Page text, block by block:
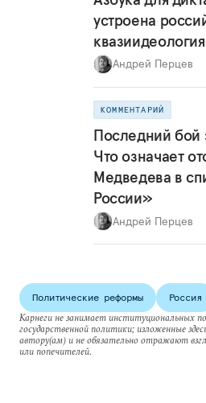
устроена
квазиидеология
Андрей Перцев
КОММЕНТАРИЙ
Последний бой
Что означает
Медведева в
России»
Андрей Перцев
Политические реформы
Россия
Карнеги не занимает институциональных
государственной политики; изложенные
автору(ам) и не обязательно отражают
или попечителей.